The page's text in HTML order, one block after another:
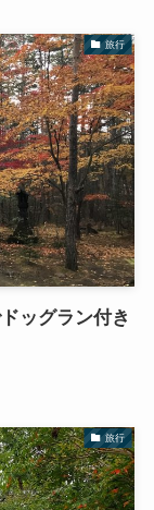
旅行
ッグラン付き
旅行